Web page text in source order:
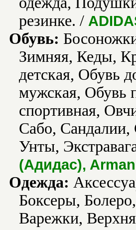
резинке. /
Обувь:
Зимняя, Кеды,
детская, Обувь
мужская, Обувь
спортивная,
Сабо,
Унты,
(Адидас),
Одежда:
Боксеры,
Варежки,